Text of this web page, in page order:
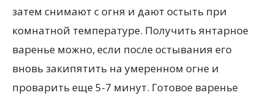
затем снимают с огня и дают остыть при
комнатной температуре. Получить янтарное
варенье можно, если после остывания его
вновь закипятить на умеренном огне и
проварить еще 5-7 минут. Готовое варенье